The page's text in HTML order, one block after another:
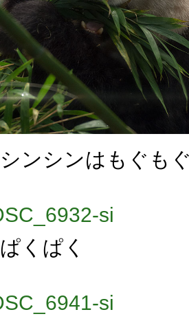
シンシンはもぐも
ぱくぱく